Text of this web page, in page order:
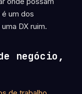
um dos
DX ruim.
negócio,